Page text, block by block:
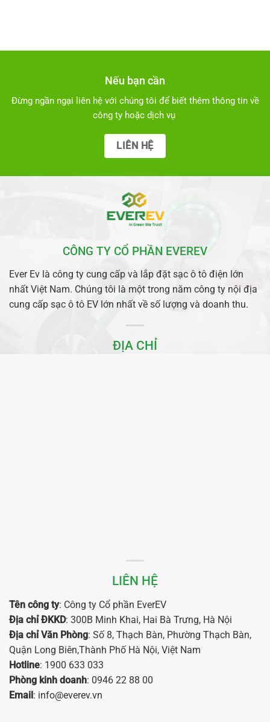
Nếu bạn cần
Đừng ngần ngại liên hệ với chúng tôi để biết thêm thông tin về
công ty hoặc dịch vụ
LIÊN HỆ
CÔNG TY CỔ PHẦN EVEREV
Ever Ev là công ty cung cấp và lắp đặt sạc ô tô điện lớn
nhất Việt Nam. Chúng tôi là một trong năm công ty nội địa
cung cấp sạc ô tô EV lớn nhất về số lượng và doanh thu.
ĐỊA CHỈ
LIÊN HỆ
Tên công ty: Công ty Cổ phần EverEV
Địa chỉ ĐKKD: 300B Minh Khai, Hai Bà Trưng, Hà Nội
Địa chỉ Văn Phòng: Số 8, Thạch Bàn, Phường Thạch Bàn,
Quận Long Biên,Thành Phố Hà Nội, Việt Nam
Hotline: 1900 633 033
Phòng kinh doanh: 0946 22 88 00
Email : info@everev.vn